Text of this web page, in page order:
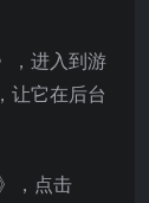
，进入到游
让它在后台
，点击